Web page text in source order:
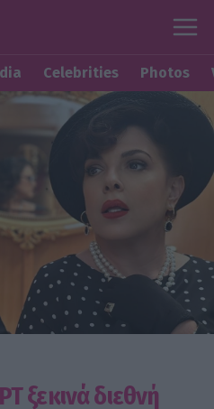
Celebrities Photos
ξεκινά διεθνή